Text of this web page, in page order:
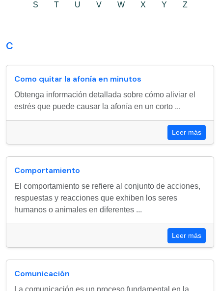
S T U V W X Y Z
C
Como quitar la afonía en minutos
Obtenga información detallada sobre cómo aliviar el
estrés que puede causar la afonía en un corto ...
Leer más
Comportamiento
El comportamiento se refiere al conjunto de acciones,
respuestas y reacciones que exhiben los seres
humanos o animales en diferentes ...
Leer más
Comunicación
La comunicación es un proceso fundamental en la